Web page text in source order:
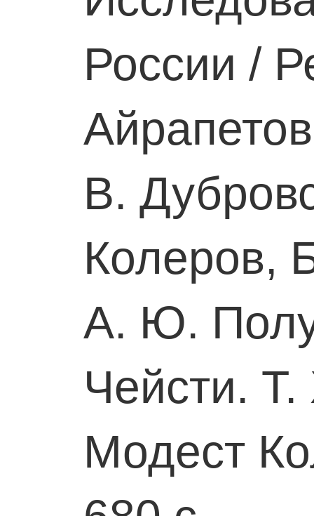
России /
В.
Колеров,
А. Ю.
Чейсти.
Модест